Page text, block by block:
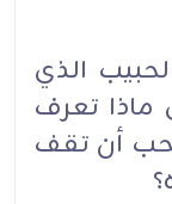
الذي
ماذا تعرف
أن تقف